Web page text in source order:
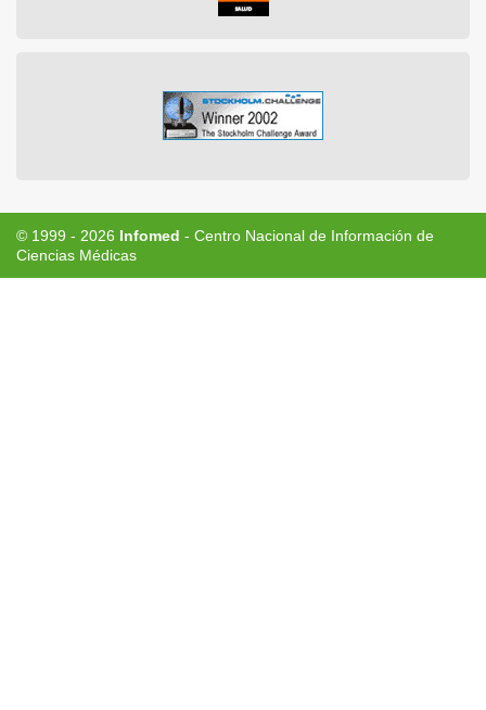
© 1999 - 2026 Infomed - Centro Nacional de Información de
Ciencias Médicas